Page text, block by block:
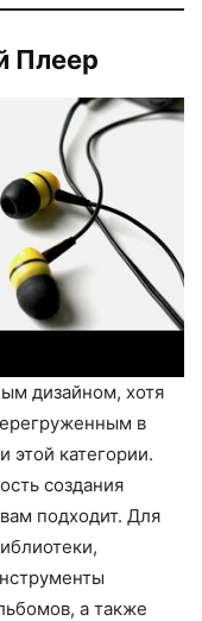
Плеер
дизайном, хотя
в
этой категории.
создания
подходит. Для
а также